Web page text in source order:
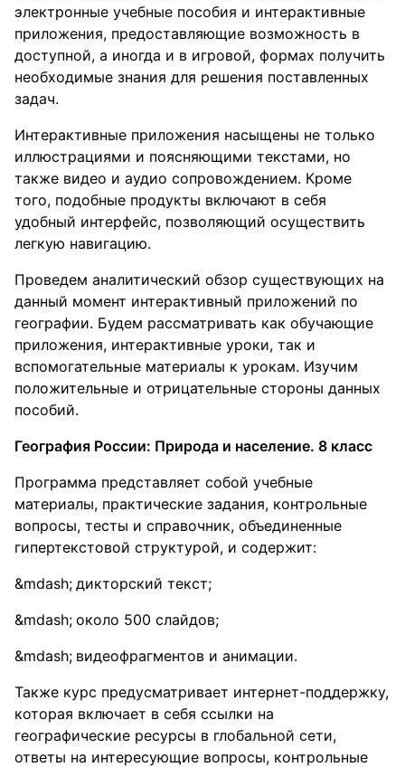
электронные учебные пособия и интерактивные
приложения, предоставляющие возможность в
доступной, а иногда и в игровой, формах получить
необходимые знания для решения поставленных
задач.
Интерактивные приложения насыщены не только
иллюстрациями и поясняющими текстами, но
также видео и аудио сопровождением. Кроме
того, подобные продукты включают в себя
удобный интерфейс, позволяющий осуществить
легкую навигацию.
Проведем аналитический обзор существующих на
данный момент интерактивный приложений по
географии. Будем рассматривать как обучающие
приложения, интерактивные уроки, так и
вспомогательные материалы к урокам. Изучим
положительные и отрицательные стороны данных
пособий.
География России: Природа и население. 8 класс
Программа представляет собой учебные
материалы, практические задания, контрольные
вопросы, тесты и справочник, объединенные
гипертекстовой структурой, и содержит:
дикторский текст;
около 500 слайдов;
видеофрагментов и анимации.
Также курс предусматривает интернет-поддержку,
которая включает в себя ссылки на
географические ресурсы в глобальной сети,
ответы на интересующие вопросы, контрольные